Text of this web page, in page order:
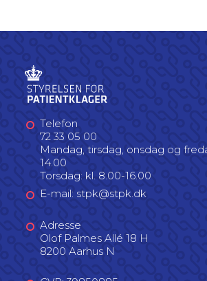
Telefon
72 33 05 00
Mandag, tirsdag, onsdag og
14.00
Torsdag: kl. 8.00-16.00
E-mail: stpk@stpk.dk
Adresse
Olof Palmes Allé 18 H
8200 Aarhus N